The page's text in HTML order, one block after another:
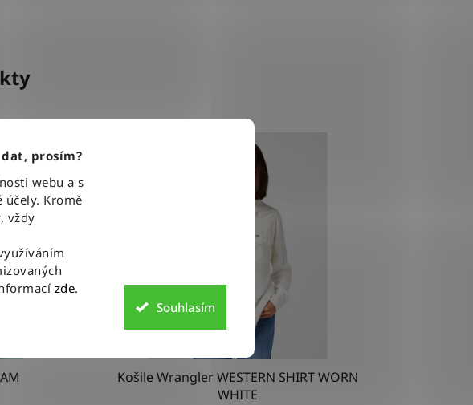
prosím?
webu a s
účely. Kromě
vždy
zde.
Souhlasím
Košile Wrangler WESTERN SHIRT WORN
WHITE